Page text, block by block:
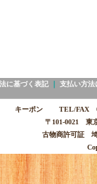
に基づく表記｜ 支払い方法
キーポン TEL/FAX
〒101-0021 東
古物商許可証